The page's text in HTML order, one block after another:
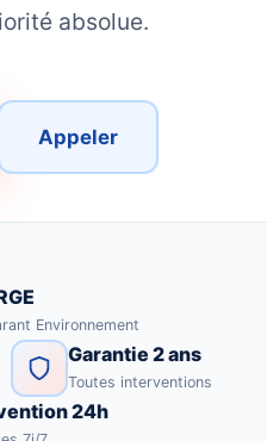
absolue.
Appeler
Environnement
Garantie 2 ans
Toutes interventions
24h